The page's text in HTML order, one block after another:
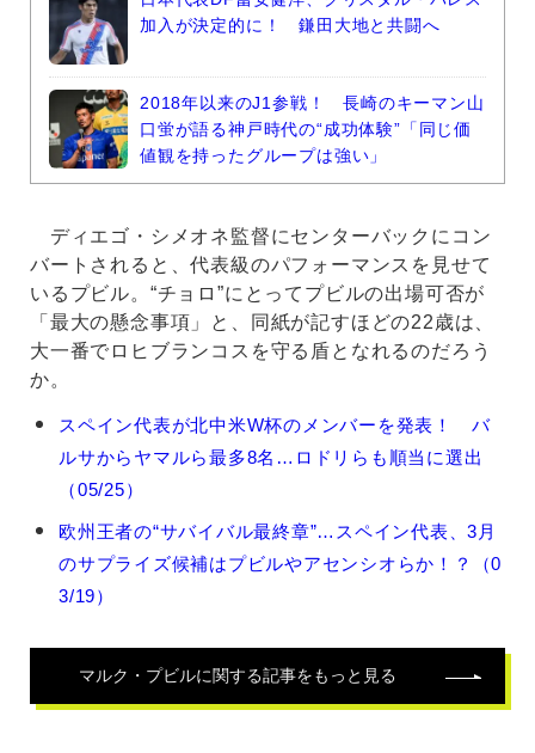
加入が決定的に！ 鎌田大地と共闘へ
2018年以来のJ1参戦！ 長崎のキーマン山
口蛍が語る神戸時代の“成功体験”「同じ価
値観を持ったグループは強い」
ディエゴ・シメオネ監督にセンターバックにコン
バートされると、代表級のパフォーマンスを見せて
いるプビル。“チョロ”にとってプビルの出場可否が
「最大の懸念事項」と、同紙が記すほどの22歳は、
大一番でロヒブランコスを守る盾となれるのだろう
か。
マ
ク・
ル
スペイン代表が北中米W杯のメンバーを発表！ バ
ルサからヤマルら最多8名…ロドリらも順当に選出
（05/25）
欧州王者の“サバイバル最終章”…スペイン代表、3月
のサプライズ候補はプビルやアセンシオらか！？（0
3/19）
マルク・プビルに関する記事をもっと見る